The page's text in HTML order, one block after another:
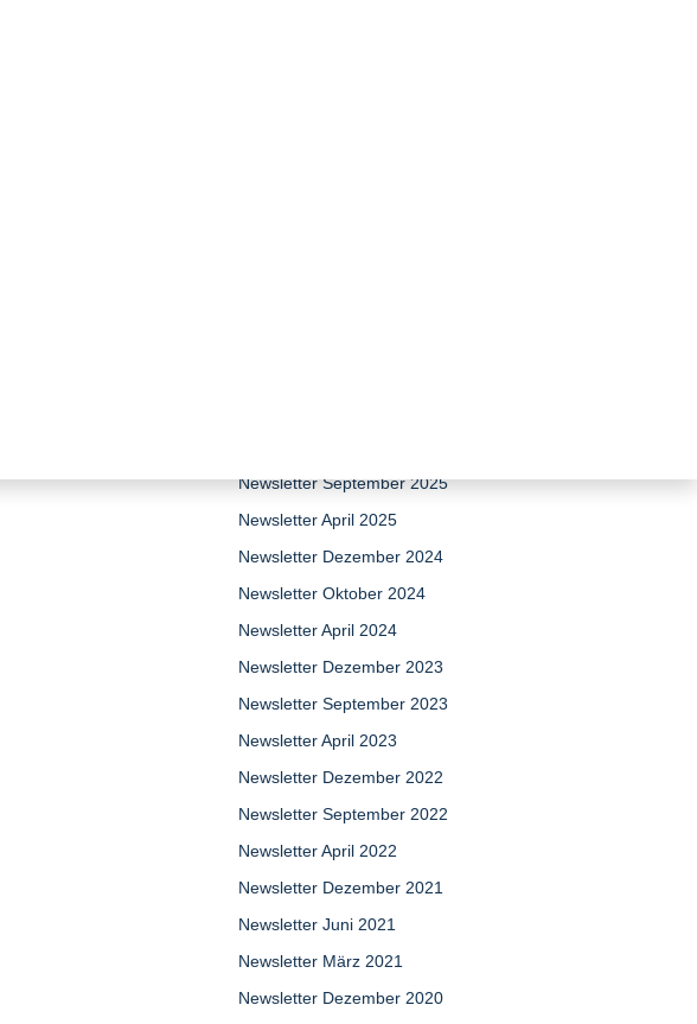
Newsletter September 2025
Newsletter April 2025
Newsletter Dezember 2024
Newsletter Oktober 2024
Newsletter April 2024
Newsletter Dezember 2023
Newsletter September 2023
Newsletter April 2023
Newsletter Dezember 2022
Newsletter September 2022
Newsletter April 2022
Newsletter Dezember 2021
Newsletter Juni 2021
Newsletter März 2021
Newsletter Dezember 2020